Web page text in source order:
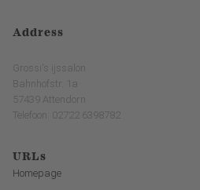
Address
Grossi's ijssalon
Bahnhofstr. 1a
57439 Attendorn
Telefoon: 02722 6398782
URLs
Homepage